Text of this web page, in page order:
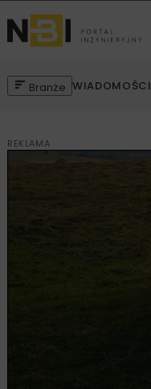
Branże WIADOMOŚCI
REKLAMA